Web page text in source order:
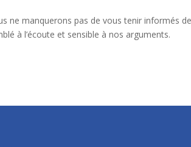
ne manquerons pas de vous tenir informés
à l’écoute et sensible à nos arguments.